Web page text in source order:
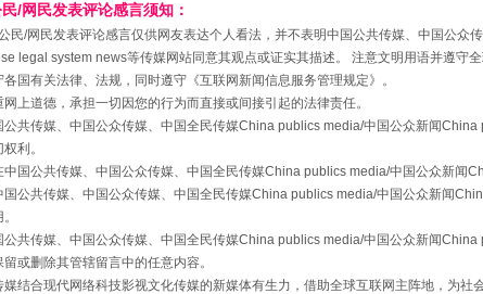
遍野的桃花与雪山、麦地、白藏房
/网民发表评论感言须知：
民/网民发表评论感言仅供网友表达个人看法，并不表明中国公共传媒、中国公
legal system news等传媒网站同意其观点或证实其描述。 注意文明用语并遵守全
各国有关法律、法规，同时遵守《互联网新闻信息服务管理规定》。
网上道德，承担一切因您的行为而直接或间接引起的法律责任。
公共传媒、中国公众传媒、中国全民传媒China publics media/中国公众新闻
利。
中国公共传媒、中国公众传媒、中国全民传媒China publics media/中国公众新
国公共传媒、中国公众传媒、中国全民传媒China publics media/中国公众新闻
公共传媒、中国公众传媒、中国全民传媒China publics media/中国公众新闻
留或删除其管辖留言中的任意内容。
媒结合现代网络科技影视文化传媒的新媒体有生力，借助全球互联网主阵地，为